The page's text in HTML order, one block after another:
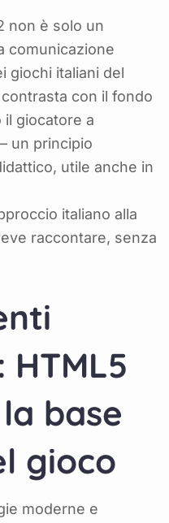
non è solo un
comunicazione
giochi italiani del
con il fondo
il giocatore a
un principio
utile anche in
italiano alla
raccontare, senza
base
gioco
moderne e